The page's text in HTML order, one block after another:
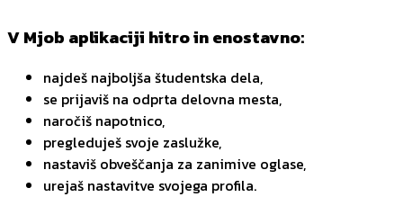
V Mjob aplikaciji hitro in enostavno:
najdeš najboljša študentska dela,
se prijaviš na odprta delovna mesta,
naročiš napotnico,
pregleduješ svoje zaslužke,
nastaviš obveščanja za zanimive oglase,
urejaš nastavitve svojega profila.